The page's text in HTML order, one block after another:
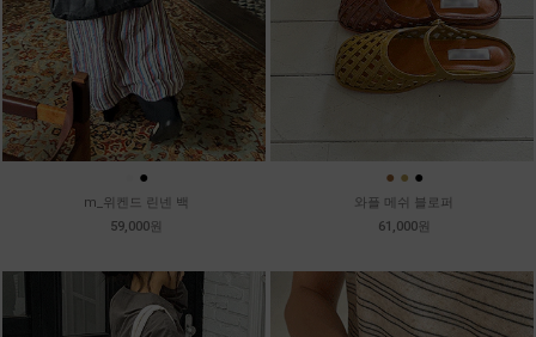
●
m_위켄드 린넨 백
59,000원
● ● ●
와플 메쉬 블로퍼
61,000원